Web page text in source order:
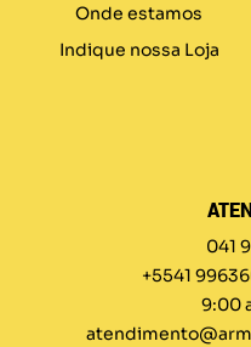
Onde estamos
Indique nossa Loja
041
+5541
9:00